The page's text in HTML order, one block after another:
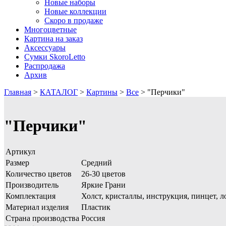
Новые наборы
Новые коллекции
Скоро в продаже
Многоцветные
Картина на заказ
Аксессуары
Сумки SkoroLetto
Распродажа
Архив
Главная > КАТАЛОГ > Картины > Все > "Перчики"
"Перчики"
Артикул
Размер
Средний
Количество цветов
26-30 цветов
Производитель
Яркие Грани
Комплектация
Холст, кристаллы, инструкция, пинцет,
Материал изделия
Пластик
Страна производства Россия